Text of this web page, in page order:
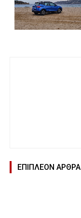
ΕΠΙΠΛΕΟΝ ΑΡΘΡΑ